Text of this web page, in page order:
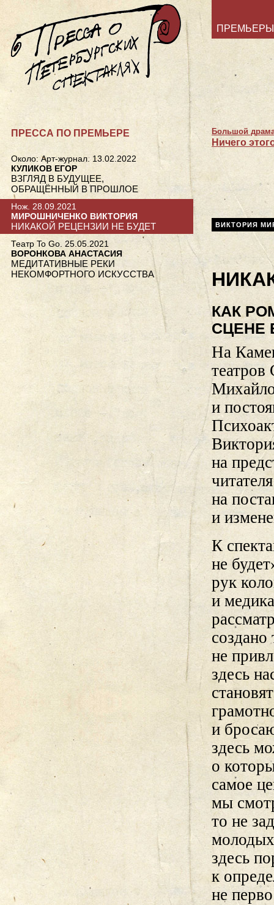
ПРЕМЬЕРЫ
Большой
Ничего
ВИКТОРИЯ
КАК
СЦЕНЕ
На
театров
и
на
на
и
К
не
рук
и
создано
не
здесь
и
здесь
о
самое
мы
то не
здесь
к
не
ПРЕССА ПО ПРЕМЬЕРЕ
Около: Арт-журнал. 13.02.2022
КУЛИКОВ ЕГОР
ВЗГЛЯД В БУДУЩЕЕ,
ОБРАЩЁННЫЙ В ПРОШЛОЕ
Нож. 28.09.2021
МИРОШНИЧЕНКО ВИКТОРИЯ
НИКАКОЙ РЕЦЕНЗИИ НЕ БУДЕТ
Театр To Go. 25.05.2021
ВОРОНКОВА АНАСТАСИЯ
МЕДИТАТИВНЫЕ РЕКИ
НЕКОМФОРТНОГО ИСКУССТВА